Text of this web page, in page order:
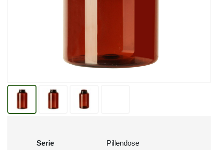
Serie
Pillendose